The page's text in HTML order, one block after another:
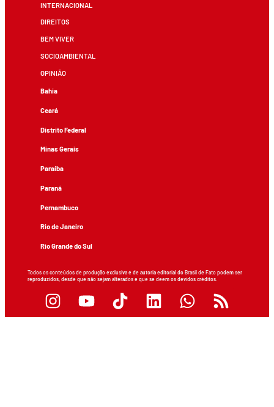
INTERNACIONAL
DIREITOS
BEM VIVER
SOCIOAMBIENTAL
OPINIÃO
Bahia
Ceará
Distrito Federal
Minas Gerais
Paraíba
Paraná
Pernambuco
Rio de Janeiro
Rio Grande do Sul
Todos os conteúdos de produção exclusiva e de autoria editorial do Brasil de Fato podem ser
reproduzidos, desde que não sejam alterados e que se deem os devidos créditos.